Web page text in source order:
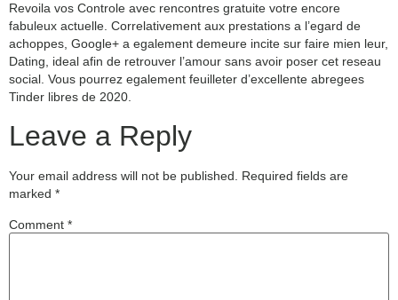
Revoila vos Controle avec rencontres gratuite votre encore
fabuleux actuelle. Correlativement aux prestations a l’egard de
achoppes, Google+ a egalement demeure incite sur faire mien leur,
Dating, ideal afin de retrouver l’amour sans avoir poser cet reseau
social. Vous pourrez egalement feuilleter d’excellente abregees
Tinder libres de 2020.
Leave a Reply
Your email address will not be published.
Required fields are
marked *
Comment *